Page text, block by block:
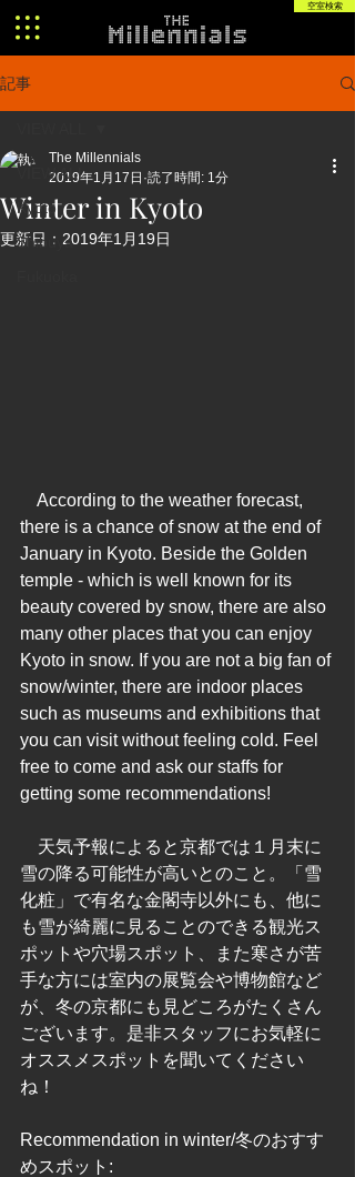
空室検索
記事
VIEW ALL
Kyoto
Shibuya
Winter in Kyoto
The Millennials
2019年1月17日 読了時間: 1分
更新日： 2019年1月19日
According to the weather forecast,
there is a chance of snow at the end of
January in Kyoto. Beside the Golden
temple - which is well known for its
beauty covered by snow, there are also
many other places that you can enjoy
Kyoto in snow. If you are not a big fan of
snow/winter, there are indoor places
such as museums and exhibitions that
you can visit without feeling cold. Feel
free to come and ask our staffs for
getting some recommendations!
天気予報によると京都では１月末に
雪の降る可能性が高いとのこと。「雪
化粧」で有名な金閣寺以外にも、他に
も雪が綺麗に見ることのできる観光ス
ポットや穴場スポット、また寒さが苦
手な方には室内の展覧会や博物館など
が、冬の京都にも見どころがたくさん
ございます。是非スタッフにお気軽に
オススメスポットを聞いてください
ね！
Recommendation in winter/冬のおすす
めスポット: